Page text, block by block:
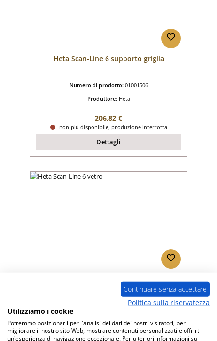
Heta Scan-Line 6 supporto griglia
Numero di prodotto: 01001506
Produttore: Heta
Prezzo normale:
206,82 €
non più disponibile, produzione interrotta
Dettagli
Heta Scan-Line 6 vetro
01002246
Produttore:
Heta
Prezzo normale:
137,29 €
Continuare senza accettare
Politica sulla riservatezza
Utilizziamo i cookie
Potremmo posizionarli per l'analisi dei dati dei nostri visitatori, per
migliorare il nostro sito Web, mostrare contenuti personalizzati e offrirti
un'esperienza di navigazione eccezionale. Per ulteriori informazioni sui